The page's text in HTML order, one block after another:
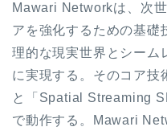
Mawari Networkは、次
アを強化するための基礎
理的な現実世界とシーム
に実現する。そのコア技
と「Spatial Streaming
で動作する。Mawari